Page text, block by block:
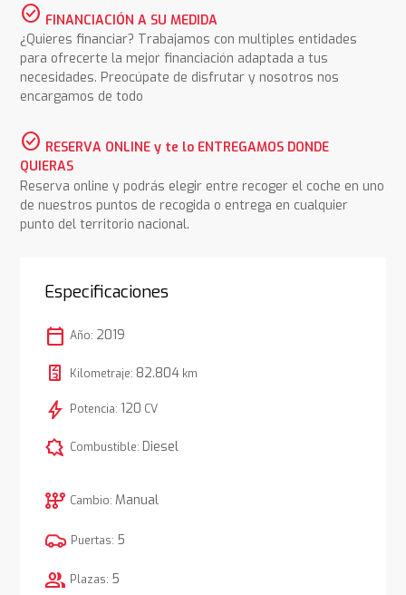
check_circle FINANCIACIÓN A SU MEDIDA
¿Quieres financiar? Trabajamos con multiples entidades
para ofrecerte la mejor financiación adaptada a tus
necesidades. Preocúpate de disfrutar y nosotros nos
encargamos de todo
check_circle RESERVA ONLINE y te lo ENTREGAMOS DONDE
QUIERAS
Reserva online y podrás elegir entre recoger el coche en uno
de nuestros puntos de recogida o entrega en cualquier
punto del territorio nacional.
Especificaciones
calendar_today Año: 2019
Kilometraje: 82.804km
bolt Potencia: 120 CV
comic_bubble Combustible: Diesel
auto_transmission Cambio: Manual
Puertas: 5
group Plazas: 5